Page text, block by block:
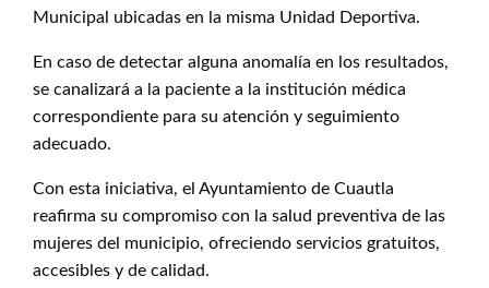
Municipal ubicadas en la misma Unidad Deportiva.
En caso de detectar alguna anomalía en los resultados,
se canalizará a la paciente a la institución médica
correspondiente para su atención y seguimiento
adecuado.
Con esta iniciativa, el Ayuntamiento de Cuautla
reafirma su compromiso con la salud preventiva de las
mujeres del municipio, ofreciendo servicios gratuitos,
accesibles y de calidad.